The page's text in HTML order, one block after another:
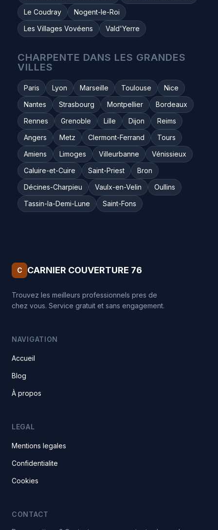
Le Coudray
Nogent-le-Roi
Les Villages Vovéens
Vald'Yerre
CHARPENTE DANS LES GRANDES
VILLES
Paris Lyon Marseille Toulouse
Nice
Nantes
Strasbourg Montpellier
Bordeaux
Rennes
Grenoble Lille Dijon
Reims
Angers
Metz Clermont-Ferrand
Tours
Amiens
Limoges Villeurbanne
Vénissieux
Caluire-et-Cuire
Saint-Priest
Bron
Décines-Charpieu
Vaulx-en-Velin
Oullins
Tassin-la-Demi-Lune
Saint-Fons
C CARNIER COUVERTURE 76
Trouvez les meilleurs professionnels pres de
chez vous. Service gratuit et sans engagement.
NAVIGATION
Accueil
Blog
À propos
LEGAL
Mentions legales
Confidentialite
Cookies
CONTACT